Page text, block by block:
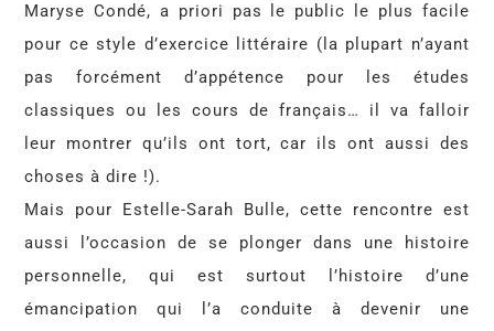
Maryse Condé, a priori pas le public le plus facile
pour ce style d’exercice littéraire (la plupart n’ayant
pas forcément d’appétence pour les études
classiques ou les cours de français… il va falloir
leur montrer qu’ils ont tort, car ils ont aussi des
choses à dire !).
Mais pour Estelle-Sarah Bulle, cette rencontre est
aussi l’occasion de se plonger dans une histoire
personnelle, qui est surtout l’histoire d’une
émancipation qui l’a conduite à devenir une